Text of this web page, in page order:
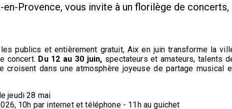
en-Provence, vous invite à un florilège de concerts,
publics et entièrement gratuit, Aix en juin transforme la
concert. Du 12 au 30 juin, spectateurs et amateurs, talents
croisent dans une atmosphère joyeuse de partage musical
jeudi 28 mai
10h par internet et téléphone - 11h au guichet